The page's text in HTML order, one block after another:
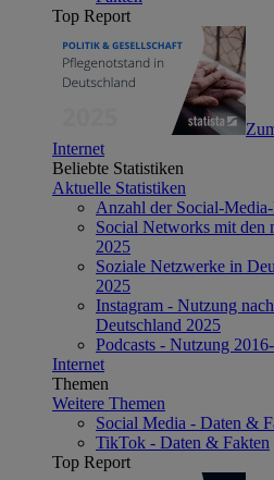
Top Report
Internet
Beliebte Statistiken
Aktuelle Statistiken
Anzahl der Social-
Social Networks mit den
2025
Soziale Netzwerke in
2025
Instagram - Nutzung
Deutschland 2025
Podcasts - Nutzung
Internet
Themen
Weitere Themen
Social Media - Daten &
TikTok - Daten & Fakten
Top Report